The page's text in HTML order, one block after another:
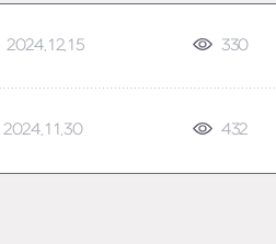
2024.12.15 330
2024.11.30 432